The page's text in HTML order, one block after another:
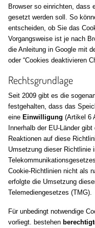
Browser so einrichten, dass
gesetzt werden soll. So
entscheiden, ob Sie das
Vorgangsweise ist je nach
die Anleitung in Google mit
oder “Cookies deaktivieren
Rechtsgrundlage
Seit 2009 gibt es die
festgehalten, dass das
eineEinwilligung (Artikel 6
Innerhalb der EU-Länder
Reaktionen auf diese
Umsetzung dieser Richtlinie
Cookie-Richtlinien nicht als
erfolgte die Umsetzung
Telemediengesetzes (TMG).
Für unbedingt notwendige
vorliegt. bestehen